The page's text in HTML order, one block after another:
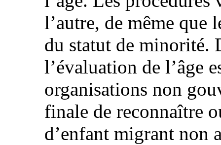
l’autre, de même que
du statut de minorité.
l’évaluation de l’âge
organisations non
finale de reconnaître
d’enfant migrant non